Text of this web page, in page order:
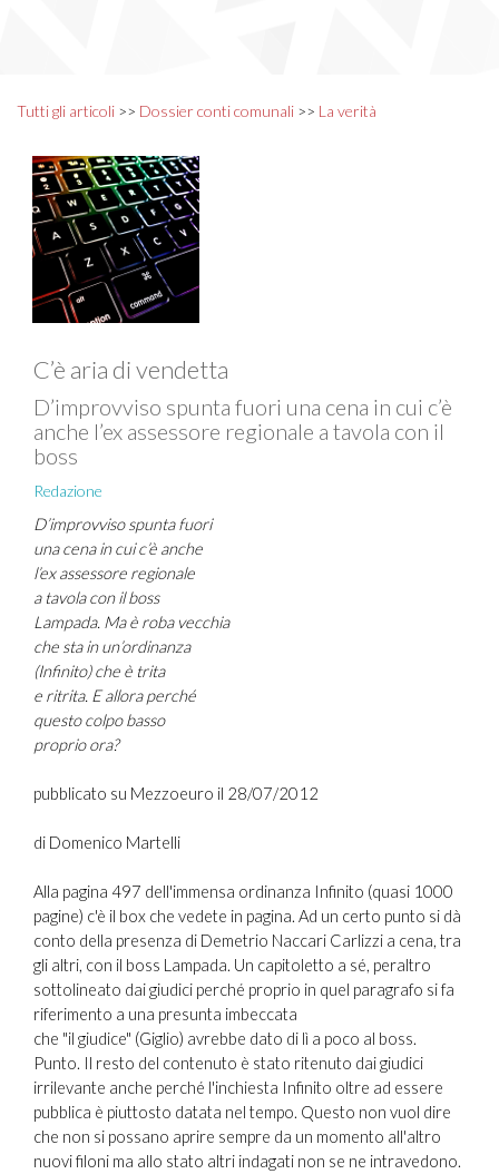
Tutti gli articoli >> Dossier conti comunali >> La verità
C’è aria di vendetta
D’improvviso spunta fuori una cena in cui c’è
anche l’ex assessore regionale a tavola con il
boss
Redazione
D’improvviso spunta fuori
una cena in cui c’è anche
l’ex assessore regionale
a tavola con il boss
Lampada. Ma è roba vecchia
che sta in un’ordinanza
(Infinito) che è trita
e ritrita. E allora perché
questo colpo basso
proprio ora?
pubblicato su Mezzoeuro il 28/07/2012
di Domenico Martelli
Alla pagina 497 dell'immensa ordinanza Infinito (quasi 1000
pagine) c'è il box che vedete in pagina. Ad un certo punto si dà
conto della presenza di Demetrio Naccari Carlizzi a cena, tra
gli altri, con il boss Lampada. Un capitoletto a sé, peraltro
sottolineato dai giudici perché proprio in quel paragrafo si fa
riferimento a una presunta imbeccata
che "il giudice" (Giglio) avrebbe dato di lì a poco al boss.
Punto. Il resto del contenuto è stato ritenuto dai giudici
irrilevante anche perché l'inchiesta Infinito oltre ad essere
pubblica è piuttosto datata nel tempo. Questo non vuol dire
che non si possano aprire sempre da un momento all'altro
nuovi filoni ma allo stato altri indagati non se ne intravedono.